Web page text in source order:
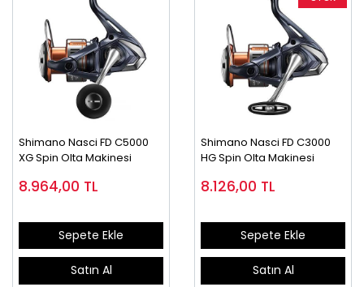
Shimano Nasci FD C5000
XG Spin Olta Makinesi
8.964,00 TL
Sepete Ekle
Satın Al
Shimano Nasci FD C3000
HG Spin Olta Makinesi
8.126,00 TL
Sepete Ekle
Satın Al